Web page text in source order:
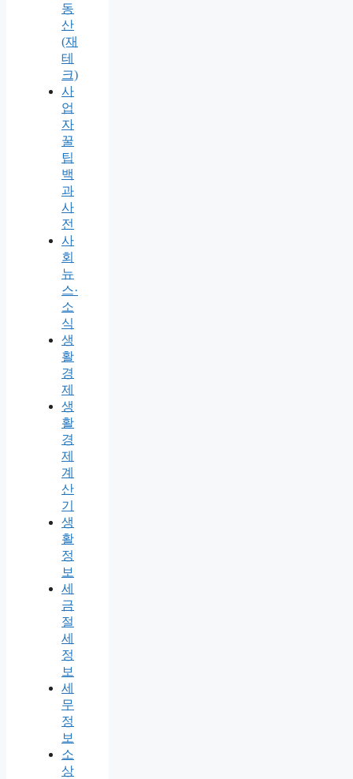
동
산
(재
테
크)
사
업
자
꿀
팁
백
과
사
전
사
회
뉴
스·
소
식
생
활
경
제
생
활
경
제
계
산
기
생
활
정
보
세
금
절
세
정
보
세
무
정
보
소
상